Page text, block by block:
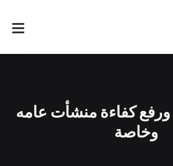
ورفع كفاءة منشأت عامه
وخاصة